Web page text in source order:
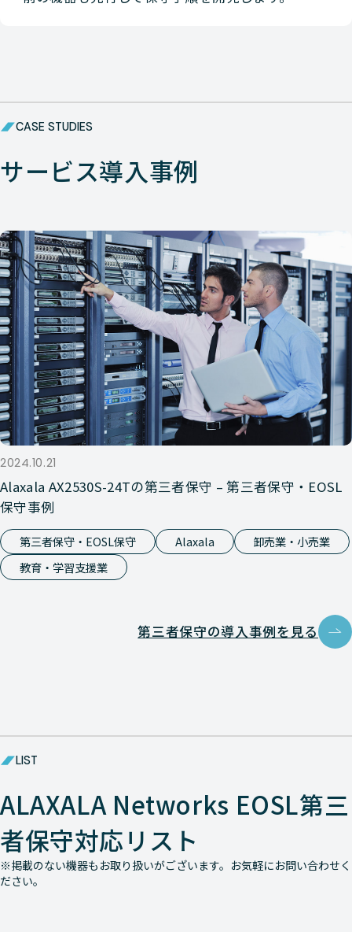
CASE STUDIES
サービス導入事例
2024.10.21
Alaxala AX2530S-24Tの第三者保守 – 第三者保守・EOSL
保守事例
第三者保守・EOSL保守 Alaxala
卸売業・小売業
教育・学習支援業
第三者保守の導入事例を見る
LIST
ALAXALA Networks EOSL第三
者保守対応リスト
※掲載のない機器もお取り扱いがございます。お気軽にお問い合わせく
ださい。